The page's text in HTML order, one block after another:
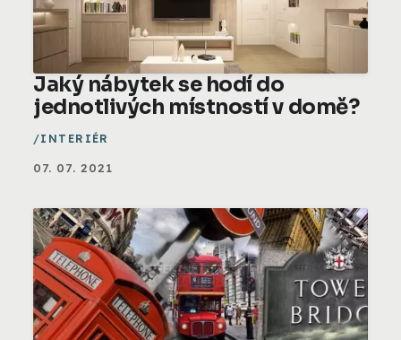
Jaký nábytek se hodí do
jednotlivých místností v domě?
INTERIÉR
07. 07. 2021